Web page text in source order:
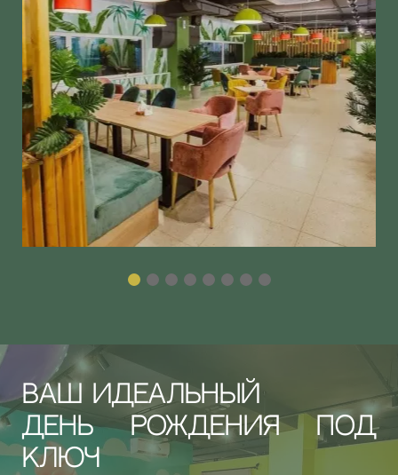
ВАШ ИДЕАЛЬНЫЙ
ДЕНЬ РОЖДЕНИЯ ПОД
КЛЮЧ